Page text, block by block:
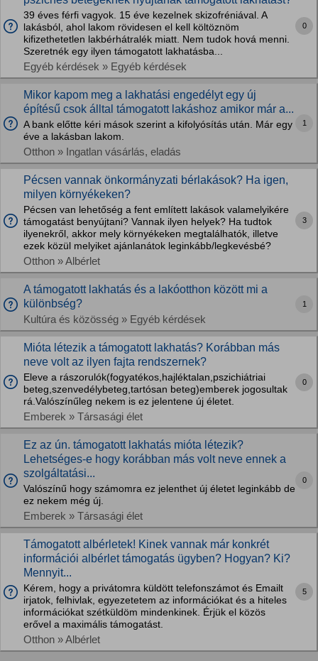
39 éves férfi vagyok. 15 éve kezelnek skizofréniával. A
lakásból, ahol lakom rövidesen el kell költöznöm
kifizethetetlen lakbérhátralék miatt. Nem tudok hová menni.
Szeretnék egy ilyen támogatott lakhatásba...
Egyéb kérdések » Egyéb kérdések
0
Mikor kapom meg a lakhatási engedélyt egy új
építésű csok álltal támogatott lakáshoz amikor már a...
A bank előtte kéri mások szerint a kifolyósítás után. Már egy
éve a lakásban lakom.
Otthon » Ingatlan vásárlás, eladás
1
Pécsen vannak önkormányzati bérlakások? Ha igen,
milyen környékeken?
Pécsen van lehetőség a fent említett lakások valamelyikére
támogatást benyújtani? Vannak ilyen helyek? Ha tudtok
ilyenekről, akkor mely környékeken megtalálhatók, illetve
ezek közül melyiket ajánlanátok leginkább/legkevésbé?
Otthon » Albérlet
3
A támogatott lakhatás és a lakóotthon között mi a
különbség?
Kultúra és közösség » Egyéb kérdések
1
Mióta létezik a támogatott lakhatás? Korábban más
neve volt az ilyen fajta rendszernek?
Eleve a rászorulók(fogyatékos,hajléktalan,pszichiátriai
beteg,szenvedélybeteg,tartósan beteg)emberek jogosultak
rá.Valószínűleg nekem is ez jelentene új életet.
Emberek » Társasági élet
0
Ez az ún. támogatott lakhatás mióta létezik?
Lehetséges-e hogy korábban más volt neve ennek a
szolgáltatási...
Valószínű hogy számomra ez jelenthet új életet leginkább de
ez nekem még új.
Emberek » Társasági élet
0
Támogatott albérletek! Kinek vannak már konkrét
információi albérlet támogatás ügyben? Hogyan? Ki?
Mennyit...
Kérem, hogy a privátomra küldött telefonszámot és Emailt
irjatok, felhivlak, egyezetetem az információkat és a hiteles
információkat szétküldöm mindenkinek. Érjük el közös
erővel a maximális támogatást.
Otthon » Albérlet
5